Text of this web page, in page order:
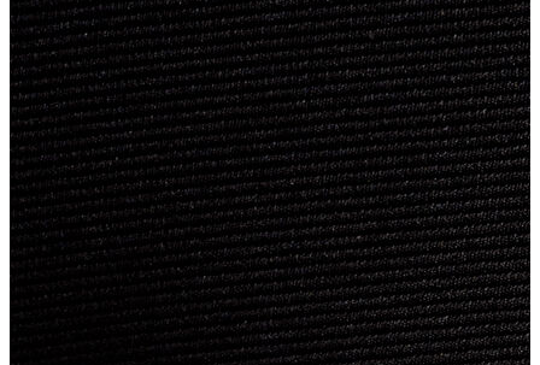
Atlet
Elbise
Eşofman Altı
Mont
Kazak
Yelek
Yağmurluk
Trenchcoat
Kaban
ERKEK
ERKEK
Jean Pantolon
Pantolon
Sweatshirt
Gömlek